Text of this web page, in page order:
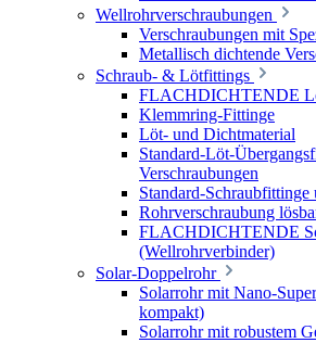
Wellrohrverschraubungen
Verschraubungen mit
Metallisch dichtende
Schraub- & Lötfittings
FLACHDICHTENDE
Klemmring-Fittinge
Löt- und Dichtmaterial
Standard-Löt-
Verschraubungen
Standard-Schraubfittinge
Rohrverschraubung
FLACHDICHTENDE
(Wellrohrverbinder)
Solar-Doppelrohr
Solarrohr mit Nano-
kompakt)
Solarrohr mit robustem